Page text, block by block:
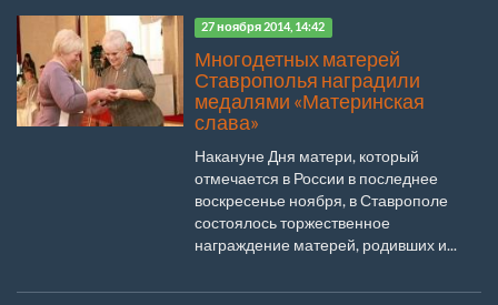
27 ноября 2014, 14:42
Многодетных матерей
Ставрополья наградили
медалями «Материнская
слава»
Накануне Дня матери, который
отмечается в России в последнее
воскресенье ноября, в Ставрополе
состоялось торжественное
награждение матерей, родивших и...